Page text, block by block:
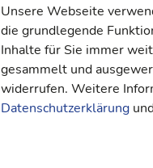
Erfahrt
euch
können.
von
Darüber
anderen
Unsere Webseite
die grundlegende
Inhalte für Sie immer
gesammelt und
widerrufen. Weitere
Datenschutzerklärung